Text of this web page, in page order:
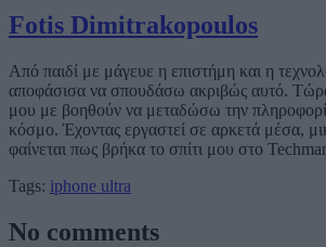
Fotis Dimitrakopoulos
Από παιδί με μάγευε η επιστήμη και η
αποφάσισα να σπουδάσω ακριβώς αυτό.
μου με βοηθούν να μεταδώσω την
κόσμο. Έχοντας εργαστεί σε αρκετά μέσα,
φαίνεται πως βρήκα το σπίτι μου στο
Tags: iphone ultra
No comments